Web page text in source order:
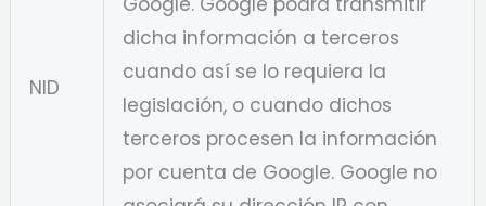
NID
dicha información a terceros
cuando así se lo requiera la
legislación, o cuando dichos
terceros procesen la información
por cuenta de Google. Google no